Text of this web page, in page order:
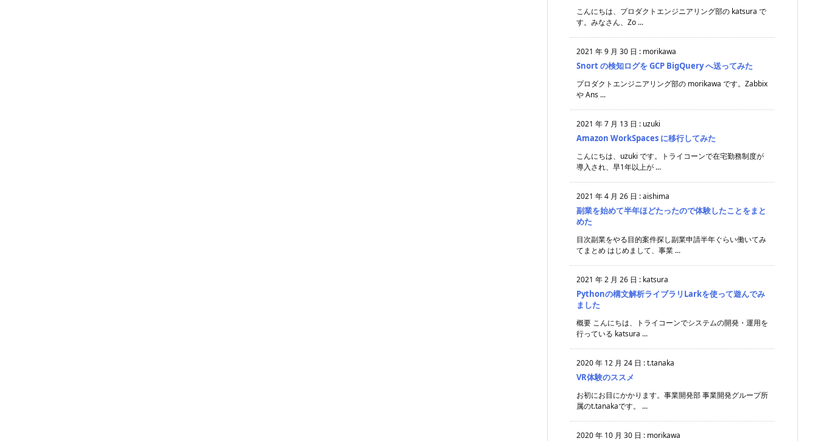
こんにちは、プロダクトエンジニアリング部の katsura で
す。みなさん、Zo ...
2021 年 9 月 30 日 : morikawa
Snort の検知ログを GCP BigQuery へ送ってみた
プロダクトエンジニアリング部の morikawa です。Zabbix
や Ans ...
2021 年 7 月 13 日 : uzuki
Amazon WorkSpaces に移行してみた
こんにちは、uzuki です。トライコーンで在宅勤務制度が
導入され、早1年以上が ...
2021 年 4 月 26 日 :aishima
副業を始めて半年ほどたったので体験したことをまと
めた
目次副業をやる目的案件探し副業申請半年ぐらい働いてみ
てまとめ はじめまして、事業 ...
2021 年 2 月 26 日 : katsura
Pythonの構文解析ライブラリLarkを使って遊んでみ
ました
概要 こんにちは、トライコーンでシステムの開発・運用を
行っている katsura ...
2020 年 12 月 24 日 :t.tanaka
VR体験のススメ
お初にお目にかかります。事業開発部 事業開発グループ所
属のt.tanakaです。 ...
2020 年 10 月 30 日 : morikawa